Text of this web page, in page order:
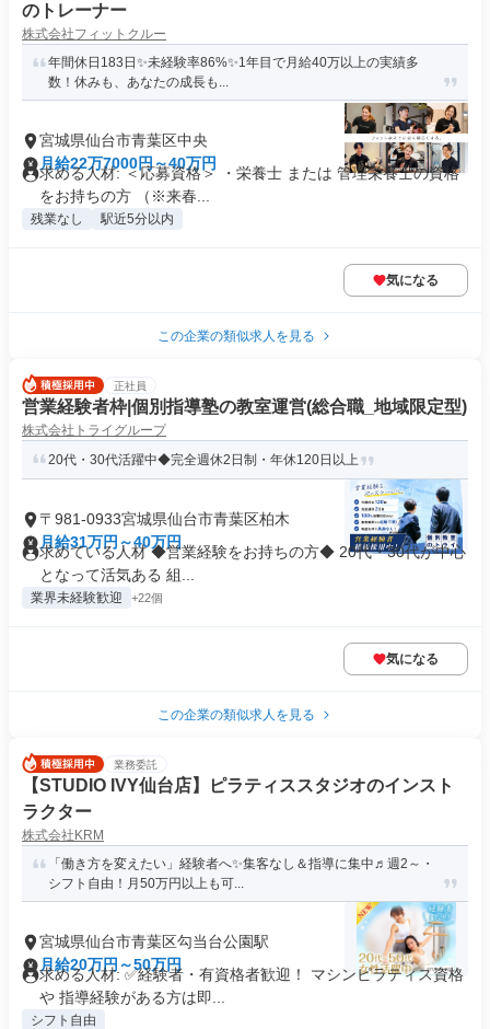
のトレーナー
株式会社フィットクルー
年間休日183日✨未経験率86%✨1年目で月給40万以上の実績多
数！休みも、あなたの成長も...
宮城県仙台市青葉区中央
月給22万7000円～40万円
求める人材: ＜応募資格＞ ・栄養士 または 管理栄養士の資格
をお持ちの方 （※来春...
残業なし 駅近5分以内
気になる
この企業の類似求人を見る
正社員
営業経験者枠|個別指導塾の教室運営(総合職_地域限定型)
株式会社トライグループ
20代・30代活躍中◆完全週休2日制・年休120日以上
〒981-0933宮城県仙台市青葉区柏木
月給31万円～40万円
求めている人材 ◆営業経験をお持ちの方◆ 20代・30代が中心
となって活気ある 組...
業界未経験歓迎 +22個
気になる
この企業の類似求人を見る
業務委託
【STUDIO IVY仙台店】ピラティススタジオのインスト
ラクター
株式会社KRM
「働き方を変えたい」経験者へ✨集客なし＆指導に集中♬週2～・
シフト自由！月50万円以上も可...
宮城県仙台市青葉区勾当台公園駅
月給20万円～50万円
求める人材: ✅経験者・有資格者歓迎！ マシンピラティス資格
や 指導経験がある方は即...
シフト自由